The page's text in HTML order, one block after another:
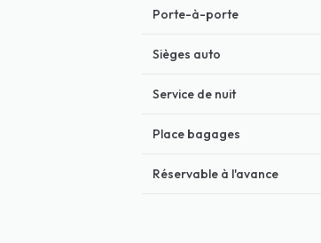
Porte-à-porte
Sièges auto
Service de nuit
Place bagages
Réservable à l'avance